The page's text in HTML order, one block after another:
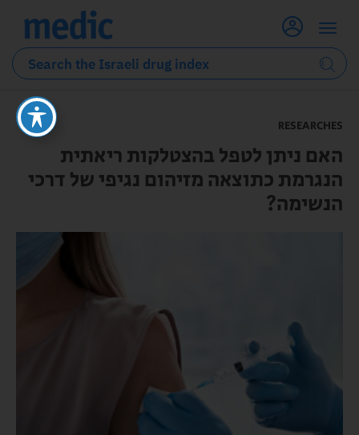
RESEARCHES
האם ניתן לטפל בהצטלקות ריאתית
הנגרמת כתוצאה מזיהום נגיפי של דרכי
הנשימה?